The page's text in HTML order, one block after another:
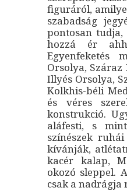
figuráról,
szabadság
pontosan
hozzá ér
Egyenfeketés
Orsolya, Száraz
Illyés Orsolya,
Kolkhis-béli
és véres
konstrukció.
aláfesti, s
színészek
kívánják,
kacér kalap,
okozó sleppel.
csak a nadrágja